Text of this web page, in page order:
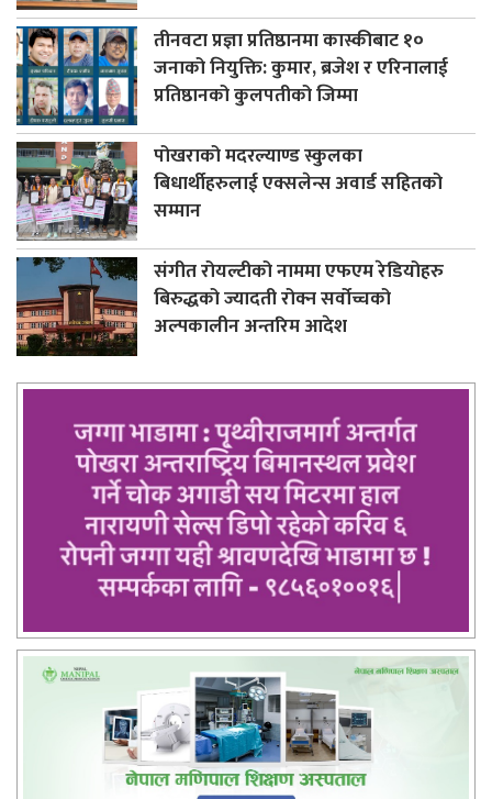
तीनवटा प्रज्ञा प्रतिष्ठानमा कास्कीबाट १०
जनाको नियुक्ति: कुमार, ब्रजेश र एरिनालाई
प्रतिष्ठानको कुलपतीको जिम्मा
पोखराको मदरल्याण्ड स्कुलका
बिधार्थीहरुलाई एक्सलेन्स अवार्ड सहितको
सम्मान
संगीत रोयल्टीको नाममा एफएम रेडियोहरु
बिरुद्धको ज्यादती रोक्न सर्वोच्चको
अल्पकालीन अन्तरिम आदेश